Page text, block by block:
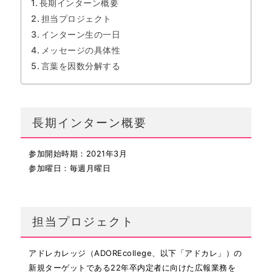
長期インターン概要
担当プロジェクト
インターン生の一日
メッセージの具体性
言葉を因数分解する
長期インターン概要
参加開始時期：2021年3月
参加曜日：毎週月曜日
担当プロジェクト
アドレカレッジ（ADOREcollege、以下「アドカレ」）の
新規ターゲットである22年卒内定者に向けた広報業務を